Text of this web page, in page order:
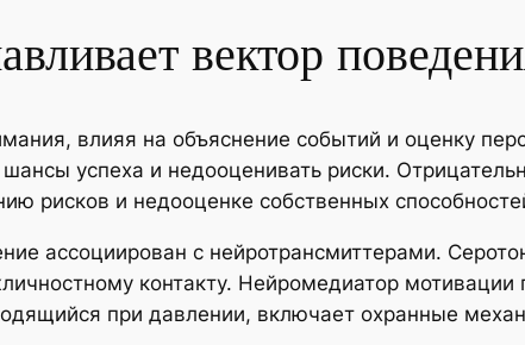
вектор
влияя на объяснение событий и оценку
успеха и недооценивать риски.
рисков и недооценке собственных
ассоциирован с нейротрансмиттерами.
контакту. Нейромедиатор
при давлении, включает охранные